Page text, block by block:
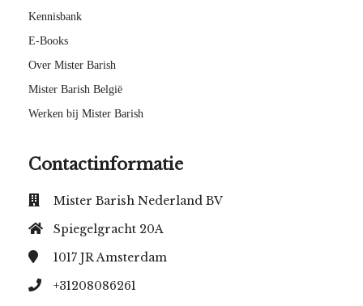
Kennisbank
E-Books
Over Mister Barish
Mister Barish België
Werken bij Mister Barish
Contactinformatie
Mister Barish Nederland BV
Spiegelgracht 20A
1017 JRAmsterdam
+31208086261